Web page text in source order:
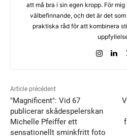
att må bra i sin egen kropp. För
välbefinnande, och det är det
praktiska råd för att kombinera
Article précédent
"Magnificent": Vid 67
publicerar skådespelerskan
Michelle Pfeiffer ett
sensationellt sminkfritt foto